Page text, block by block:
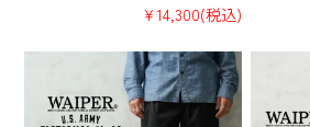
¥14,300(税込)